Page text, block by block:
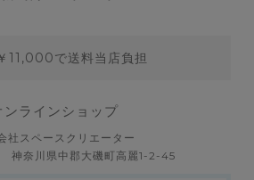
￥11,000で送料当店負担
ンラインショップ
社スペースクリエーター
奈川県中郡大磯町高麗1-2-45